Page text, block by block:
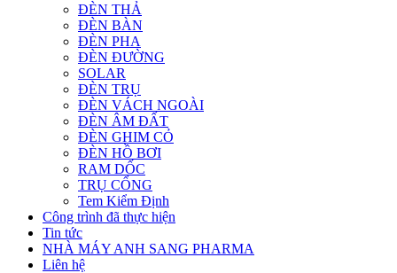
ĐÈN THẢ
ĐÈN BÀN
ĐÈN PHA
ĐÈN ĐƯỜNG
SOLAR
ĐÈN TRỤ
ĐÈN VÁCH NGOÀI
ĐÈN ÂM ĐẤT
ĐÈN GHIM CỎ
ĐÈN HỒ BƠI
RAM DỐC
TRỤ CỔNG
Tem Kiểm Định
Công trình đã thực hiện
Tin tức
NHÀ MÁY ANH SANG PHARMA
Liên hệ